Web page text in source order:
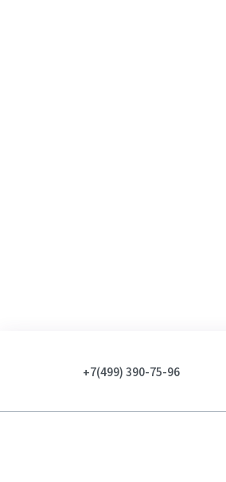
+7(499) 390-75-96